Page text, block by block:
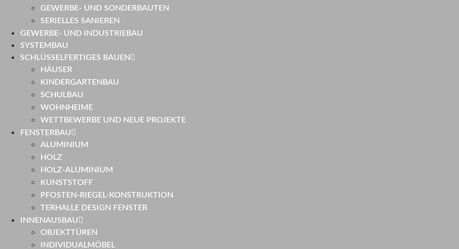
GEWERBE- UND SONDERBAUTEN
SERIELLES SANIEREN
GEWERBE- UND INDUSTRIEBAU
SYSTEMBAU
SCHLÜSSELFERTIGES BAUEN
HÄUSER
KINDERGARTENBAU
SCHULBAU
WOHNHEIME
WETTBEWERBE UND NEUE PROJEKTE
FENSTERBAU
ALUMINIUM
HOLZ
HOLZ-ALUMINIUM
KUNSTSTOFF
PFOSTEN-RIEGEL-KONSTRUKTION
TERHALLE DESIGN FENSTER
INNENAUSBAU
OBJEKTTÜREN
INDIVIDUALMÖBEL